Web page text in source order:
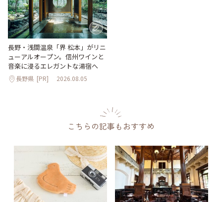
長野・浅間温泉「界 松本」がリニ
ューアルオープン。信州ワインと
音楽に浸るエレガントな湯宿へ
長野県 [PR] 2026.08.05
こちらの記事もおすすめ